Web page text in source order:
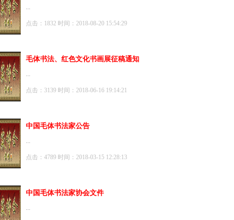
...
点击：1832 时间：2018-08-20 15:54:29
毛体书法、红色文化书画展征稿通知
...
点击：3139 时间：2018-06-16 19:14:21
中国毛体书法家公告
...
点击：4789 时间：2018-03-15 12:28:13
中国毛体书法家协会文件
...